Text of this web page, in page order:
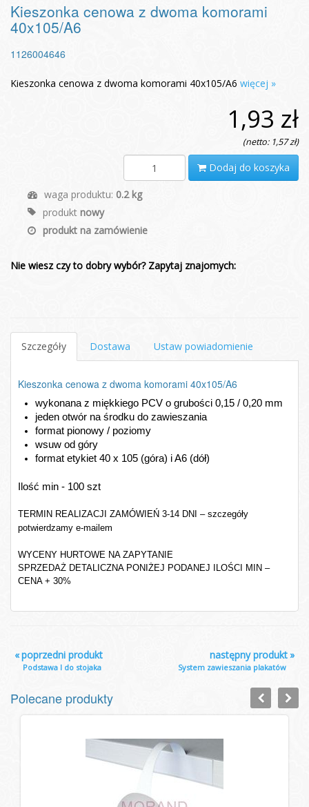
Kieszonka cenowa z dwoma komorami
40x105/A6
1126004646
Kieszonka cenowa z dwoma komorami 40x105/A6 więcej »
1,93 zł
(netto: 1,57 zł)
Dodaj do koszyka
waga produktu: 0.2 kg
produkt nowy
produkt na zamówienie
Nie wiesz czy to dobry wybór? Zapytaj znajomych:
Szczegóły Dostawa Ustaw powiadomienie
Kieszonka cenowa z dwoma komorami 40x105/A6
wykonana z miękkiego PCV o grubości 0,15 / 0,20 mm
jeden otwór na środku do zawieszania
format pionowy / poziomy
wsuw od góry
format etykiet 40 x 105 (góra) i A6 (dół)
Ilość min - 100 szt
TERMIN REALIZACJI ZAMÓWIEŃ 3-14 DNI – szczegóły
potwierdzamy e-mailem
WYCENY HURTOWE NA ZAPYTANIE
SPRZEDAŻ DETALICZNA PONIŻEJ PODANEJ ILOŚCI MIN –
CENA + 30%
«poprzedni produkt
Podstawa I do stojaka
»
następny produkt
System zawieszania plakatów
Polecane produkty